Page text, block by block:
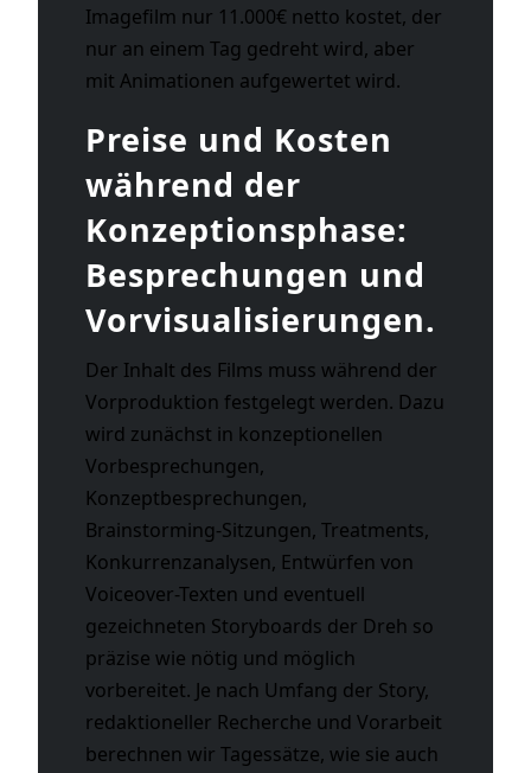
Imagefilm nur 11.000€ netto kostet, der
nur an einem Tag gedreht wird, aber
mit Animationen aufgewertet wird.
Preise und Kosten
während der
Konzeptionsphase:
Besprechungen und
Vorvisualisierungen.
Der Inhalt des Films muss während der
Vorproduktion festgelegt werden. Dazu
wird zunächst in konzeptionellen
Vorbesprechungen,
Konzeptbesprechungen,
Brainstorming-Sitzungen, Treatments,
Konkurrenzanalysen, Entwürfen von
Voiceover-Texten und eventuell
gezeichneten Storyboards der Dreh so
präzise wie nötig und möglich
vorbereitet. Je nach Umfang der Story,
redaktioneller Recherche und Vorarbeit
berechnen wir Tagessätze, wie sie auch